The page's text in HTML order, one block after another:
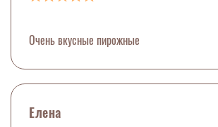
Очень вкусные пирожные
Елена